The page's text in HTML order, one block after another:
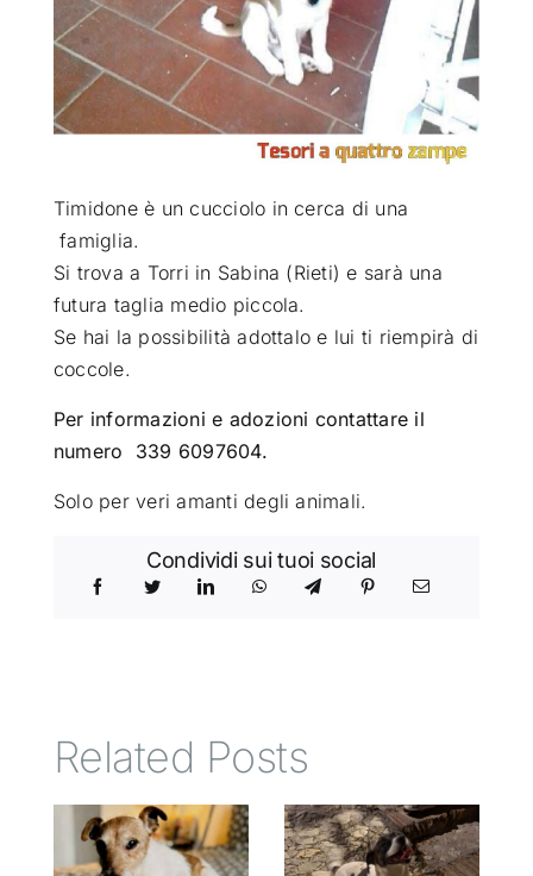
VIDEO
CHI SIAMO
SEMPRE CON ME
Timidone è un cucciolo in cerca di una
famiglia.
Si trova a Torri in Sabina (Rieti) e sarà una
futura taglia medio piccola.
Se hai la possibilità adottalo e lui ti riempirà di
coccole.
Per informazioni e adozioni contattare il
numero 339 6097604.
Solo per veri amanti degli animali.
Condividi sui tuoi social
Related Posts